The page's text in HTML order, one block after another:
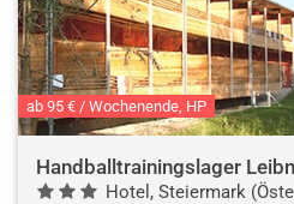
ab 95 € / Wochenende, HP
Handballtrainingslager
Hotel, Steiermark